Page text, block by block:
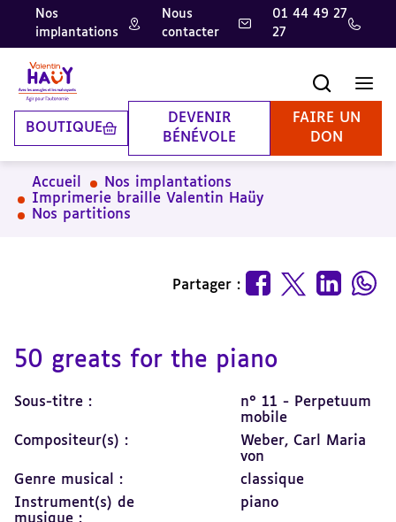
Aller
contenu
principal
Aller
pied
de
page
Aller
la
recherche
Nos
implantations
Nous
contacter
01 44 49 27
27
BOUTIQUE
DEVENIR
BÉNÉVOLE
FAIRE UN
DON
Accueil
Nos implantations
Imprimerie braille Valentin Haüy
Nos partitions
Partager :
50 greats for the piano
Sous-titre :
n° 11 - Perpetuum
mobile
Compositeur(s) :
Weber, Carl Maria
von
Genre musical :
classique
Instrument(s) de
musique :
piano